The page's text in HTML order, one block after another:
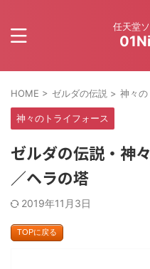
任天堂
HOME > ゼルダの伝説 > 神々の
神々のトライフォース
ゼルダの伝説・神
／ヘラの塔
2019年11月3日
TOPに戻る